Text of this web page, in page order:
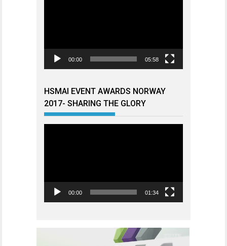
00:00 05:58
HSMAI EVENT AWARDS NORWAY
2017- SHARING THE GLORY
00:00 01:34